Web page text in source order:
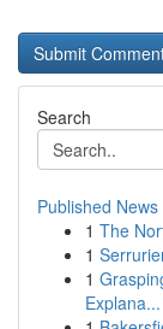
Search
Published News
1 The
1
1
Explana...